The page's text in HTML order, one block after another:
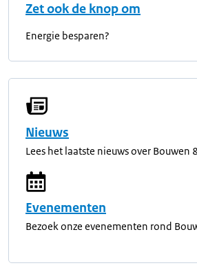
Zet ook de knop om
Energie besparen?
Nieuws
Lees het laatste nieuws over Bouwen
Evenementen
Bezoek onze evenementen rond